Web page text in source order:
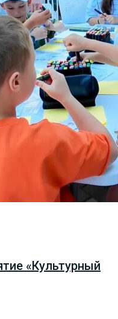
«Культурный